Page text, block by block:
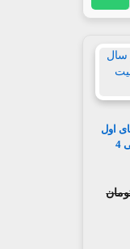
اول